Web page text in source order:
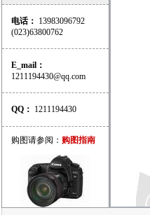
电话： 13983096792
(023)63800762
E_mail：
1211194430@qq.com
QQ： 1211194430
购图请参阅： 购图指南